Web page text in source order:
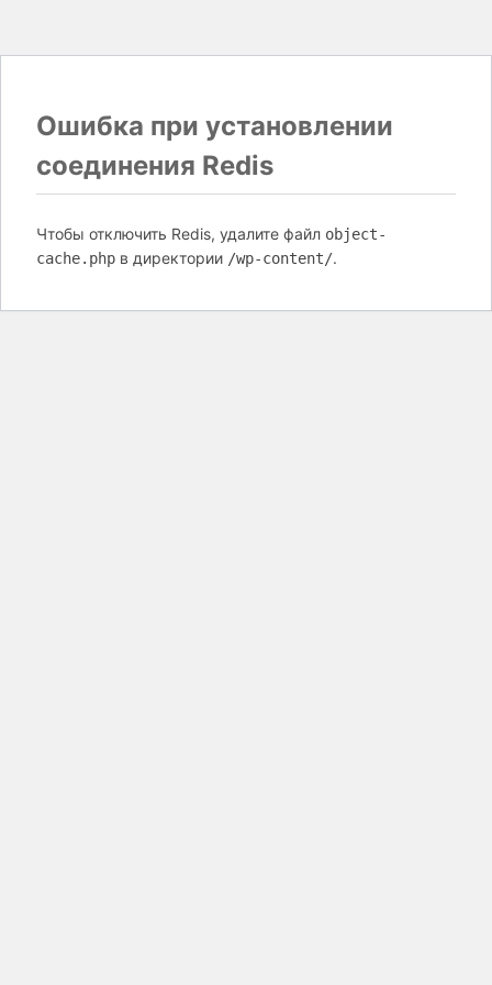
Ошибка при установлении
соединения Redis
Чтобы отключить Redis, удалите файл object-
cache.php в директории /wp-content/.